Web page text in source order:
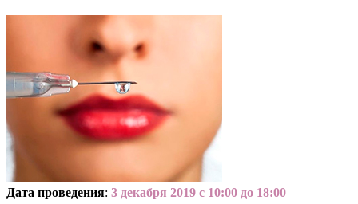
Дата проведения: 3 декабря 2019 с 10:00 до 18:00